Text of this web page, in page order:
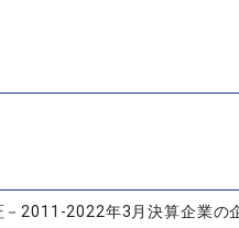
2011-2022年3月決算企業の